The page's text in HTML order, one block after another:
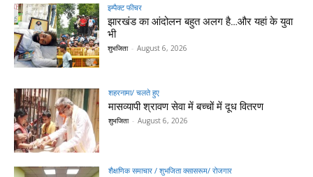
इम्पैक्ट फीचर
झारखंड का आंदोलन बहुत अलग है…और यहां के युवा
भी
शुभजिता - August 6, 2026
शहरनामा/ चलते हुए
मासव्यापी श्रावण सेवा में बच्चों में दूध वितरण
शुभजिता - August 6, 2026
शैक्षणिक समाचार / शुभजिता क्सासरूम/ रोजगार